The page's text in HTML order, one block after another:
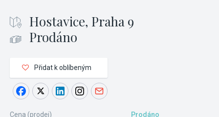
Hostavice, Praha 9
Prodáno
Přidat k oblíbeným
Cena (prodej) Prodáno